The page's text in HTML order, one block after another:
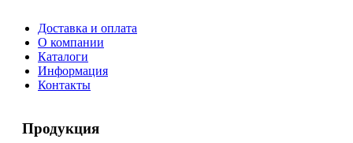
Доставка и оплата
О компании
Каталоги
Информация
Контакты
Продукция